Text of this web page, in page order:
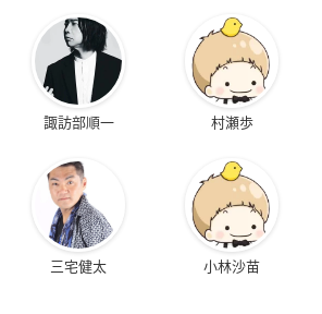
諏訪部順一 村瀬歩
三宅健太 小林沙苗